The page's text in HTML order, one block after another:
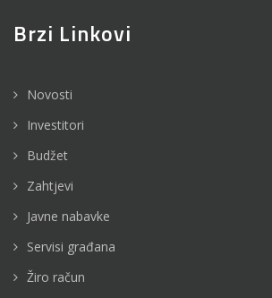
Brzi Linkovi
Novosti
Investitori
Budžet
Zahtjevi
Javne nabavke
Servisi građana
Žiro račun